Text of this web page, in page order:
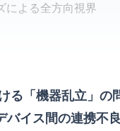
よる全方向視界
多様な設置方法
る「機器乱立」の
イス間の連携不良